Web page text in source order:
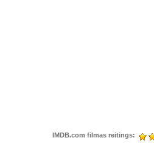
IMDB.com filmas reitings: